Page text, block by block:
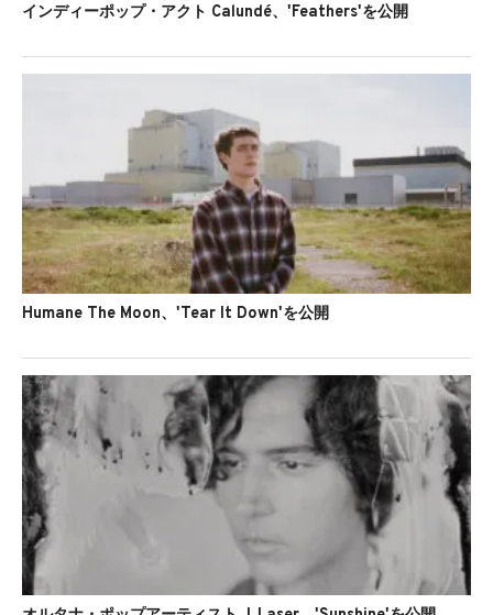
インディーポップ・アクト Calundé、'Feathers'を公開
Humane The Moon、'Tear It Down'を公開